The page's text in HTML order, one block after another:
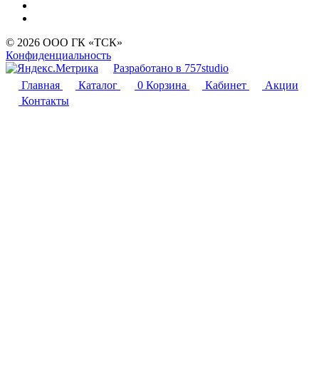
© 2026 ООО ГК «ТСК»
Конфиденциальность
Разработано в 757studio
Главная
Каталог 0 Корзина Кабинет
Акции
Контакты